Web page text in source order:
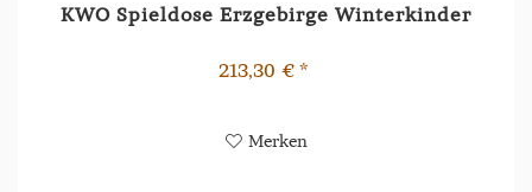
KWO Spieldose Erzgebirge Winterkinder
213,30 € *
Merken